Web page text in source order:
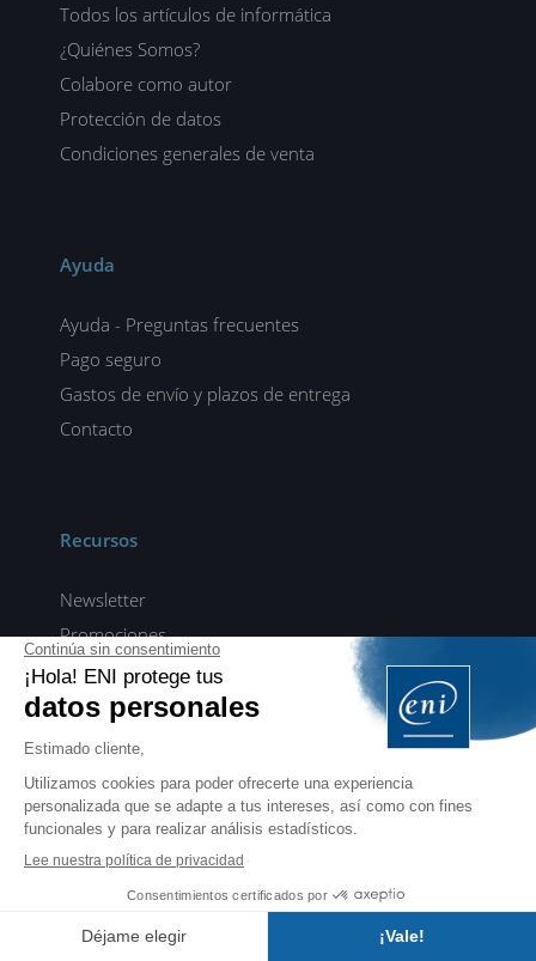
Todos los artículos de informática
¿Quiénes Somos?
Colabore como autor
Protección de datos
Condiciones generales de venta
Ayuda
Ayuda - Preguntas frecuentes
Pago seguro
Gastos de envío y plazos de entrega
Contacto
Recursos
Newsletter
Promociones
Todos los vídeos
ENI elearning
E-formaciones en 5 idiomas
ES FR DE EN
PROFESIONALES
Manuales para profesionales de la formación